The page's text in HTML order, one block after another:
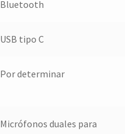
Bluetooth
USB tipo C
Por determinar
Micrófonos duales para